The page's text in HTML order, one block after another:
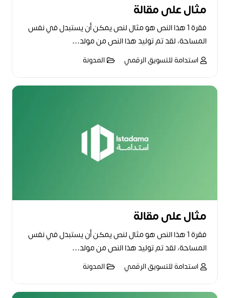
مثال على مقالة
فقرة 1 هذا النص هو مثال لنص يمكن أن يستبدل في نفس
المساحة، لقد تم توليد هذا النص من مولد…
استدامة للتسويق الرقمي المدونة
مثال على مقالة
فقرة 1 هذا النص هو مثال لنص يمكن أن يستبدل في نفس
المساحة، لقد تم توليد هذا النص من مولد…
استدامة للتسويق الرقمي المدونة